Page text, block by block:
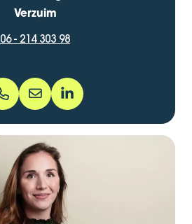
Verzuim
06 - 214 303 98
06 - 214 303 98
ylva.bruinsma@bentacera.nl
ylvabruinsmaheslinga/